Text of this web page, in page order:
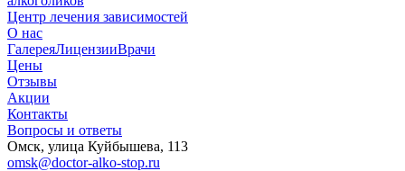
Центр лечения зависимостей
О нас
ГалереяЛицензииВрачи
Цены
Отзывы
Акции
Контакты
Вопросы и ответы
Омск, улица Куйбышева, 113
omsk@doctor-alko-stop.ru